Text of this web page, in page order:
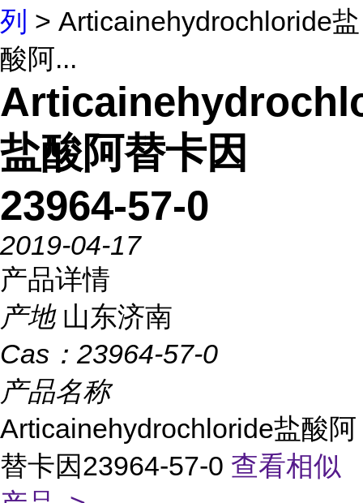
列 > Articainehydrochloride盐
酸阿...
盐酸阿替卡因
23964-57-0
2019-04-17
产品详情
产地 山东济南
Cas： 23964-57-0
产品名称
Articainehydrochloride盐酸阿
替卡因23964-57-0 查看相似